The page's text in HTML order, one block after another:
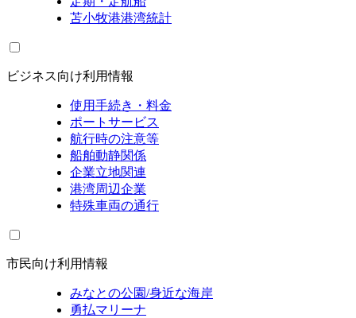
苫小牧港港湾統計
ビジネス向け利用情報
使用手続き・料金
ポートサービス
航行時の注意等
船舶動静関係
企業立地関連
港湾周辺企業
特殊車両の通行
市民向け利用情報
みなとの公園/身近な海岸
勇払マリーナ